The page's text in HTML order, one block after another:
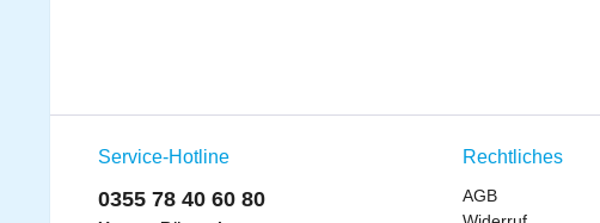
Service-Hotline
0355 78 40 60 80
Rechtliches
AGB